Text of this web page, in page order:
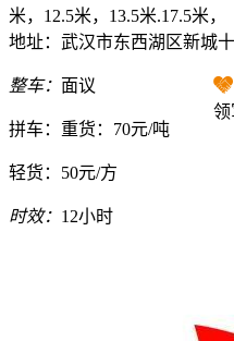
米，12.5米，13.5米.17.5米，
地址：武汉市东西湖区新城
整车： 面议
拼车： 重货：70元/吨
轻货： 50元/方
时效： 12小时
领